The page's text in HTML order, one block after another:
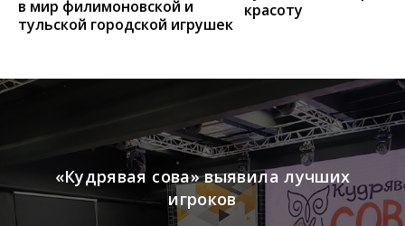
в мир филимоновской и
тульской городской игрушек
красоту
«Кудрявая сова» выявила лучших
игроков